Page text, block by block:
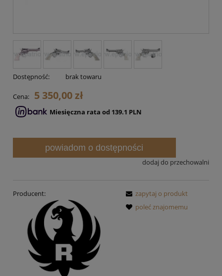
Dostępność: brak towaru
Cena: 5 350,00 zł
Miesięczna rata od 139.1 PLN
powiadom o dostępności
dodaj do przechowalni
Producent:
zapytaj o produkt
poleć znajomemu